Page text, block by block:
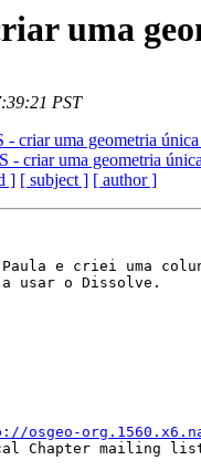
uma
PST
criar uma geometria
- criar uma geometria
] [ subject ] [ author ]
e criei uma
usar o Dissolve.
osgeo-